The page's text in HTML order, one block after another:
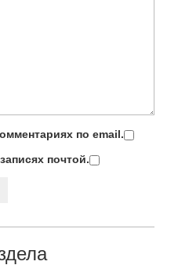
по email.
почтой.